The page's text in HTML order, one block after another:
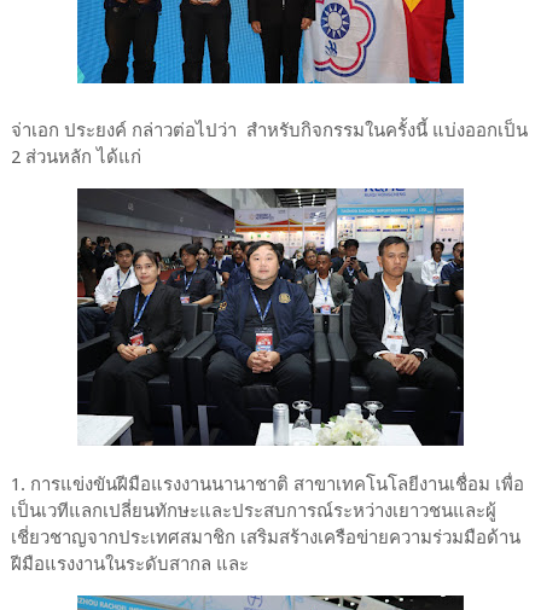
จ่าเอก ประยงค์ กล่าวต่อไปว่า สำหรับกิจกรรมในครั้งนี้ แบ่งออกเป็น
2 ส่วนหลัก ได้แก่
1. การแข่งขันฝีมือแรงงานนานาชาติ สาขาเทคโนโลยีงานเชื่อม เพื่อ
เป็นเวทีแลกเปลี่ยนทักษะและประสบการณ์ระหว่างเยาวชนและผู้
เชี่ยวชาญจากประเทศสมาชิก เสริมสร้างเครือข่ายความร่วมมือด้าน
ฝีมือแรงงานในระดับสากล และ